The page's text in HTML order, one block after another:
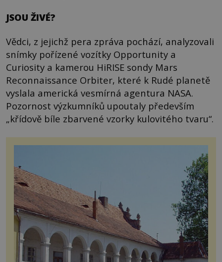
JSOU ŽIVÉ?
Vědci, z jejichž pera zpráva pochází, analyzovali
snímky pořízené vozítky Opportunity a
Curiosity a kamerou HiRISE sondy Mars
Reconnaissance Orbiter, které k Rudé planetě
vyslala americká vesmírná agentura NASA.
Pozornost výzkumníků upoutaly především
„křídově bíle zbarvené vzorky kulovitého tvaru“.